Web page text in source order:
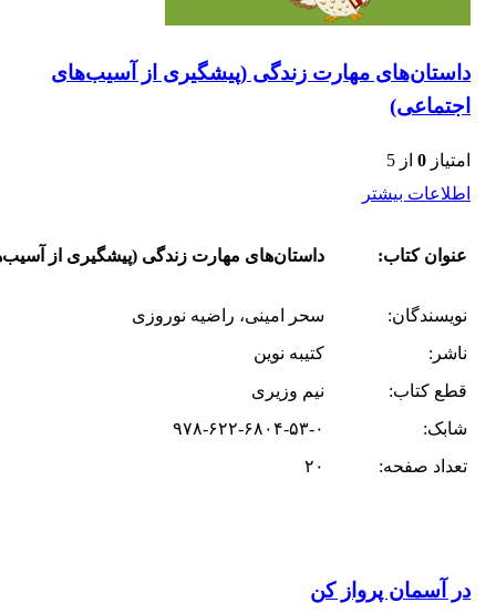
داستان‌های مهارت زندگی (پیشگیری از آسیب‌های
اجتماعی)
امتیاز 0 از 5
اطلاعات بیشتر
عنوان کتاب: داستان‌های مهارت زندگی (پیشگیری از
نویسندگان:
سحر امینی، راضیه نوروزی
ناشر:
کتیبه نوین
قطع کتاب:
نیم وزیری
شابک:
۹۷۸-۶۲۲-۶۸۰۴-۵۳-۰
تعداد صفحه:
۲۰
در آسمان پرواز کن